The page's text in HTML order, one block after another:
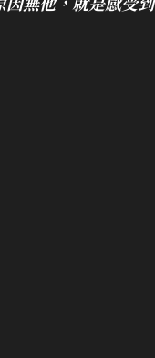
無他，就是感受到